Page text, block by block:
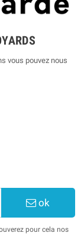
vous pouvez nous
ok
pour cela nos